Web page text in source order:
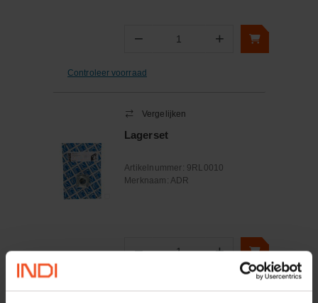
− Aantal +
Controleer voorraad
Vergelijken
Lagerset
Artikelnummer: 9RL0010
Merknaam: ADR
− +